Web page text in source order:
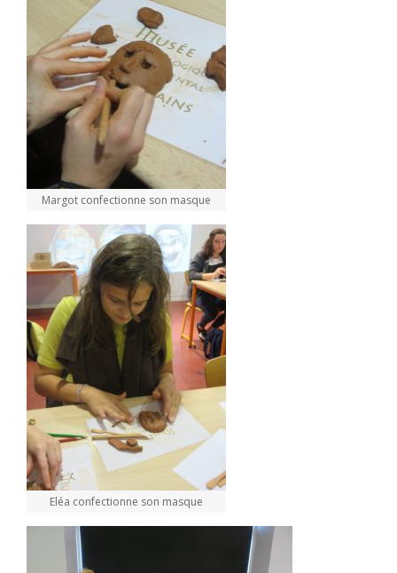
Margot confectionne son masque
Eléa confectionne son masque